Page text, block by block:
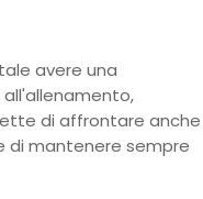
avere una
di affrontare anche
di mantenere sempre